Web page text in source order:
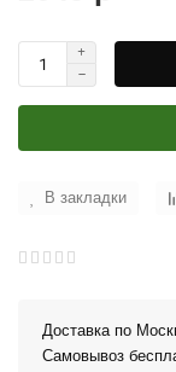
В закладки
Доставка по
Самовывоз